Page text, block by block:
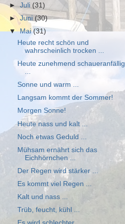
►Juli (31)
► Juni (30)
▼Mai(31)
Heute recht schön und
wahrscheinlich trocken ...
Heute zunehmend schaueranfällig
...
Sonne und warm ...
Langsam kommt der Sommer!
Morgen Sonne!
Heute nass und kalt ...
Noch etwas Geduld ...
Mühsam ernährt sich das
Eichhörnchen ...
Der Regen wird stärker ...
Es kommt viel Regen ...
Kalt und nass ...
Trüb, feucht, kühl ...